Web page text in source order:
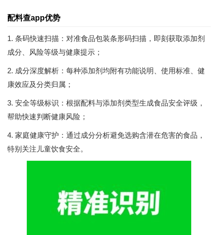
配料查app优势
1. 条码快速扫描：对准食品包装条形码扫描，即刻获取添加剂
成分、风险等级与健康提示；
2. 成分深度解析：每种添加剂均附有功能说明、使用标准、健
康效应及分类归属；
3. 安全等级标识：根据配料与添加剂类型生成食品安全评级，
帮助快速判断健康风险；
4. 家庭健康守护：通过成分分析避免选购含潜在危害的食品，
特别关注儿童饮食安全。